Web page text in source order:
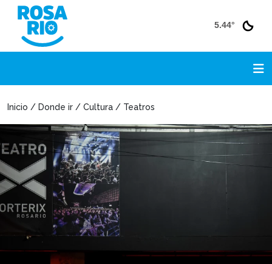
5.44°
Inicio / Donde ir / Cultura / Teatros